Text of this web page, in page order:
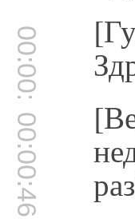
00:00:41
00:00:46